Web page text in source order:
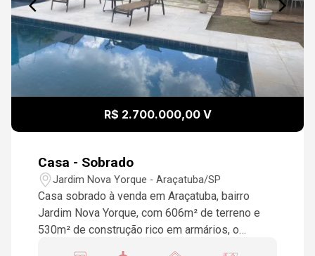
R$ 2.700.000,00 V
Casa - Sobrado
Jardim Nova Yorque - Araçatuba/SP
Casa sobrado à venda em Araçatuba, bairro
Jardim Nova Yorque, com 606m² de terreno e
530m² de construção rico em armários, o